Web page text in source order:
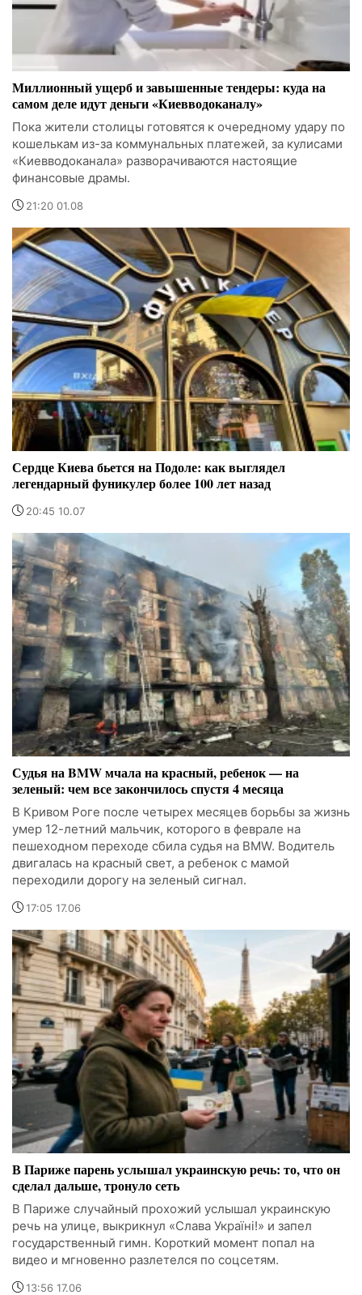
Миллионный ущерб и завышенные тендеры: куда на
самом деле идут деньги «Киевводоканалу»
Пока жители столицы готовятся к очередному удару по
кошелькам из-за коммунальных платежей, за кулисами
«Киевводоканала» разворачиваются настоящие
финансовые драмы.
21:20 01.08
Сердце Киева бьется на Подоле: как выглядел
легендарный фуникулер более 100 лет назад
20:45 10.07
Судья на BMW мчала на красный, ребенок — на
зеленый: чем все закончилось спустя 4 месяца
В Кривом Роге после четырех месяцев борьбы за жизнь
умер 12-летний мальчик, которого в феврале на
пешеходном переходе сбила судья на BMW. Водитель
двигалась на красный свет, а ребенок с мамой
переходили дорогу на зеленый сигнал.
17:05 17.06
В Париже парень услышал украинскую речь: то, что он
сделал дальше, тронуло сеть
В Париже случайный прохожий услышал украинскую
речь на улице, выкрикнул «Слава Україні!» и запел
государственный гимн. Короткий момент попал на
видео и мгновенно разлетелся по соцсетям.
13:56 17.06